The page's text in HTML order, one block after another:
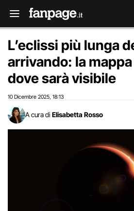
L’eclissi più lunga
arrivando: la
dove sarà visibile
10 Dicembre 2025 18:13
A cura di Elisabetta Rosso